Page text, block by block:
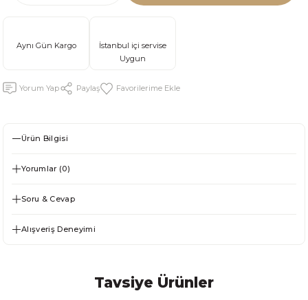
Aynı Gün Kargo
İstanbul içi servise
Uygun
Yorum Yap Paylaş
Ürün Bilgisi
Yorumlar (0)
Soru & Cevap
Alışveriş Deneyimi
Tavsiye Ürünler